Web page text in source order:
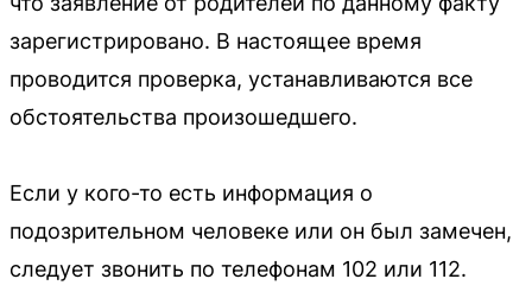
зарегистрировано. В настоящее время
проводится проверка, устанавливаются все
обстоятельства произошедшего.
Если у кого-то есть информация о
подозрительном человеке или он был замечен,
следует звонить по телефонам 102 или 112.